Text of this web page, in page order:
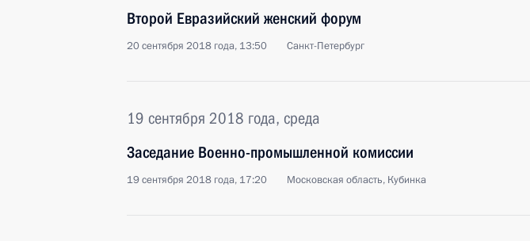
Второй Евразийский женский форум
20 сентября 2018 года, 13:50 Санкт-Петербург
19 сентября 2018 года, среда
Заседание Военно-промышленной комиссии
19 сентября 2018 года, 17:20 Московская область, Кубинка